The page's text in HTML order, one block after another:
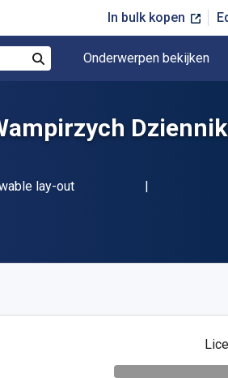
In bulk kopen
Onderwerpen bekijken
lay-out